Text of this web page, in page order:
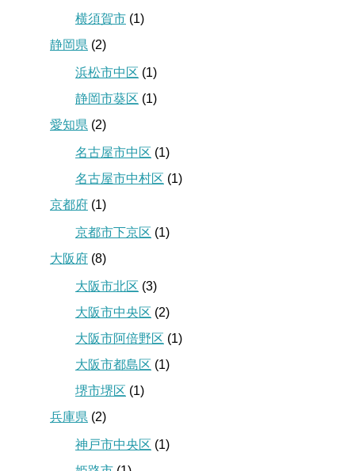
横須賀市 (1)
静岡県 (2)
浜松市中区 (1)
静岡市葵区 (1)
愛知県 (2)
名古屋市中区 (1)
名古屋市中村区 (1)
京都府 (1)
京都市下京区 (1)
大阪府 (8)
大阪市北区 (3)
大阪市中央区 (2)
大阪市阿倍野区 (1)
大阪市都島区 (1)
堺市堺区 (1)
兵庫県 (2)
神戸市中央区 (1)